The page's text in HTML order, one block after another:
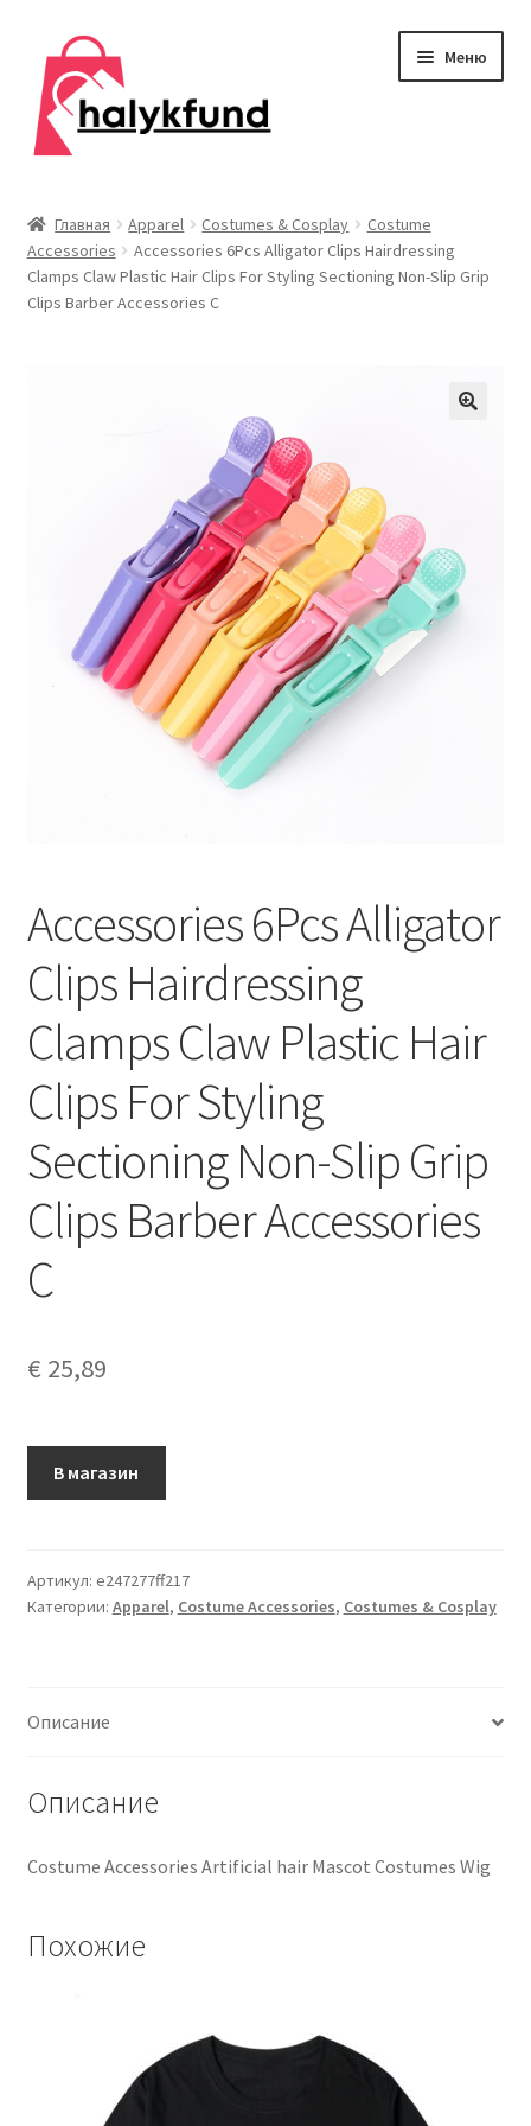
Перейти
навигации
Перейти
содержимому
Меню
Главная
О нас
меню
Публикации
Главная Apparel Costumes & Cosplay
Costume
Accessories
Accessories 6Pcs Alligator Clips Hairdressing
Clamps Claw Plastic Hair Clips For Styling Sectioning Non-Slip Grip
Clips Barber Accessories C
Accessories 6Pcs Alligator
Clips Hairdressing
Clamps Claw Plastic Hair
Clips For Styling
Sectioning Non-Slip Grip
Clips Barber Accessories
C
€ 25,89
В магазин
Артикул: e247277ff217
Категории: Apparel, Costume Accessories, Costumes & Cosplay
Описание
Описание
Costume Accessories Artificial hair Mascot Costumes Wig
Похожие